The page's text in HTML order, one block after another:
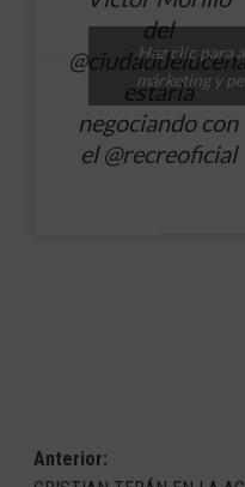
del
estaria
negociando con
el@recreoficial
Haz clic para
márketing y
Navegación
Anterior: